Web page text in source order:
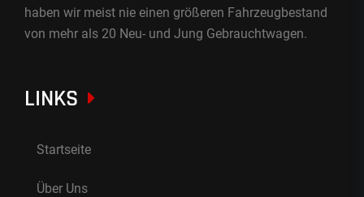
haben wir meist nie einen größeren Fahrzeugbestand
von mehr als 20 Neu- und Jung Gebrauchtwagen.
LINKS
Startseite
Über Uns